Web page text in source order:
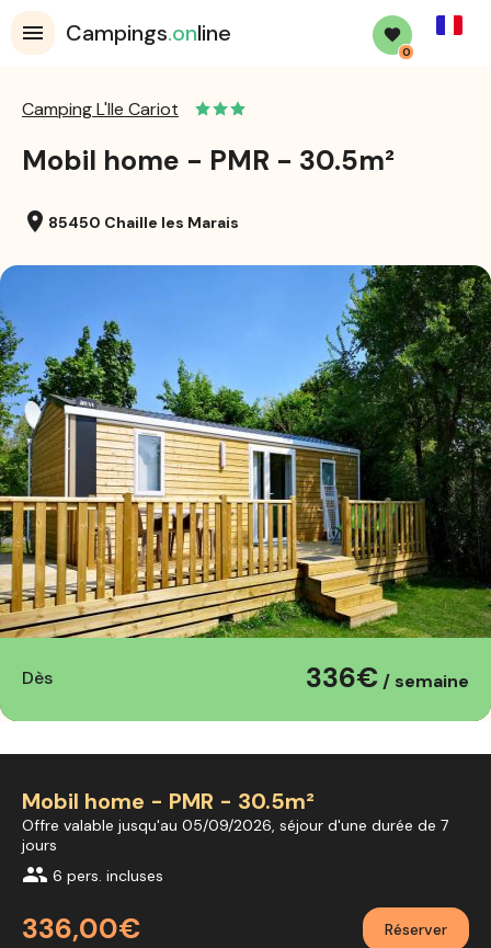
Campings.online
0
Camping L'Ile Cariot
Mobil home - PMR - 30.5m²
location_on 85450 Chaille les Marais
Dès 336€ / semaine
Mobil home - PMR - 30.5m²
Offre valable jusqu'au 05/09/2026, séjour d'une durée de 7
jours
group 6 pers. incluses
336,00€ Réserver